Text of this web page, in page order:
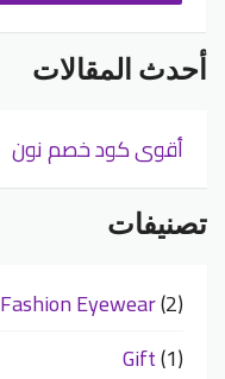
أحدث المقالات
أقوى كود خصم نون
تصنيفات
Fashion Eyewear(2)
Gift(1)